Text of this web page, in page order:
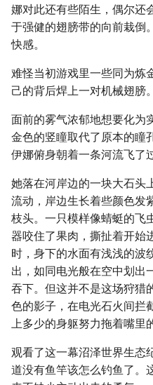
娜对此还有些陌生，偶尔
于强健的翅膀带的向前栽倒
快感。
难怪当初游戏里一些同为炼
己的背后焊上一对机械翅膀。
面前的雾气浓郁地想要化为
金色的竖瞳取代了原本的瞳
伊娜俯身朝着一条河流飞了
她落在河岸边的一块大石头
流动，岸边生长着些颜色发
枝头。一只模样像蜻蜓的飞
器咬住了果肉，撕扯着开始
时，身下的水面有浅浅的波
出，如同电光般在空中划出
吞下。但这并不是这场狩猎
色的影子，在电光石火间拦
上多少的身躯努力拖着嘴里
观看了这一幕沼泽世界生态
道没有鱼竿该怎么钓鱼了。